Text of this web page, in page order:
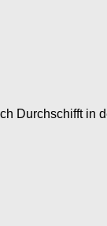
Durchschifft